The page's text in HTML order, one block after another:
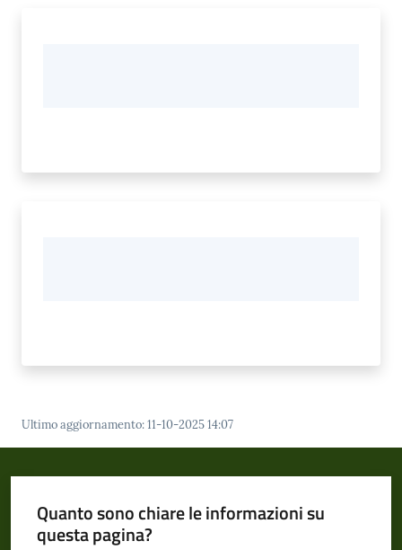
Ultimo aggiornamento:11-10-2025 14:07
Quanto sono chiare le informazioni su
questa pagina?